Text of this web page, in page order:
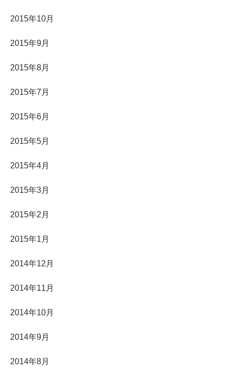
2015年10月
2015年9月
2015年8月
2015年7月
2015年6月
2015年5月
2015年4月
2015年3月
2015年2月
2015年1月
2014年12月
2014年11月
2014年10月
2014年9月
2014年8月